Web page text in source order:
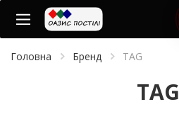
Головна Бренд TAG
TAG